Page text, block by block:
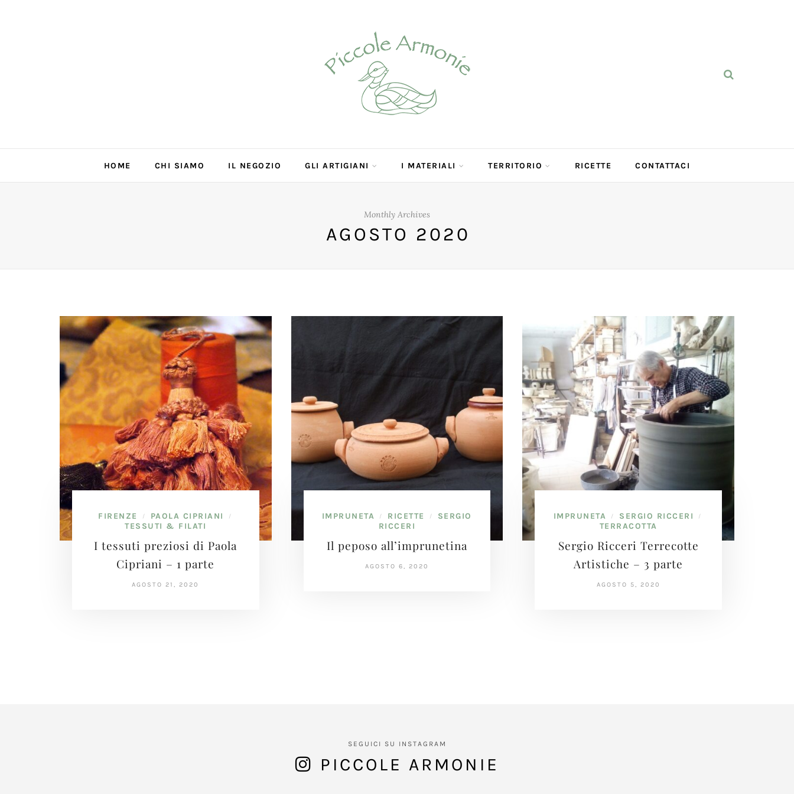
HOME CHI SIAMO IL NEGOZIO GLI ARTIGIANI I MATERIALI TERRITORIO RICETTE CONTATTACI
Monthly Archives
AGOSTO 2020
FIRENZE / PAOLA CIPRIANI /
TESSUTI & FILATI
I tessuti preziosi di Paola
Cipriani – 1 parte
AGOSTO 21, 2020
IMPRUNETA / RICETTE /
SERGIO
RICCERI
Il peposo all’imprunetina
AGOSTO 6, 2020
IMPRUNETA / SERGIO RICCERI /
TERRACOTTA
Sergio Ricceri Terrecotte
Artistiche – 3 parte
AGOSTO 5, 2020
SEGUICI SU INSTAGRAM
PICCOLE ARMONIE